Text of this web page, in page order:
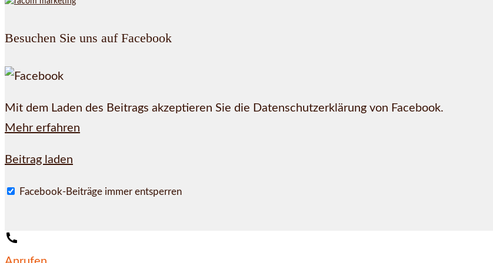
Besuchen Sie uns auf Facebook
Mit dem Laden des Beitrags akzeptieren Sie die Datenschutzerklärung von Facebook.
Mehr erfahren
Beitrag laden
Facebook-Beiträge immer entsperren